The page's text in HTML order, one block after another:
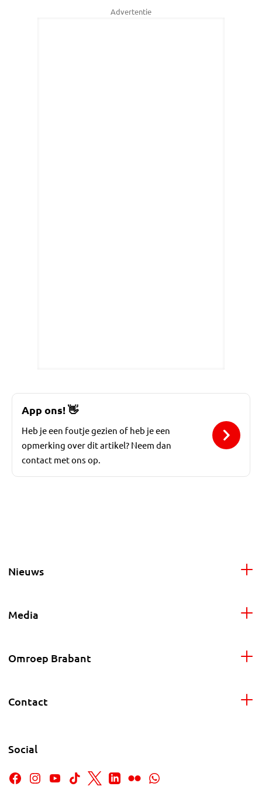
Advertentie
App ons!👋
Heb je een foutje gezien of heb je een
opmerking over dit artikel? Neem dan
contact met ons op.
Nieuws
Media
Omroep Brabant
Contact
Social